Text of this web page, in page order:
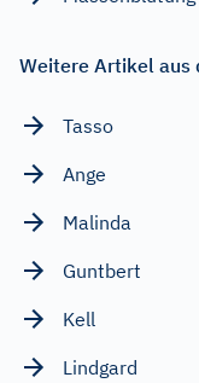
Weitere Artikel aus
Tasso
Ange
Malinda
Guntbert
Kell
Lindgard